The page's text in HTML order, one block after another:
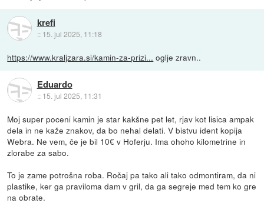
krefi
:: 15. jul 2025, 11:18
https://www.kraljzara.si/kamin-za-prizi... oglje zravn..
Eduardo
:: 15. jul 2025, 11:31
Moj super poceni kamin je star kakšne pet let, rjav kot lisica ampak
dela in ne kaže znakov, da bo nehal delati. V bistvu ident kopija
Webra. Ne vem, če je bil 10€ v Hoferju. Ima ohoho kilometrine in
zlorabe za sabo.
To je zame potrošna roba. Ročaj pa tako ali tako odmontiram, da ni
plastike, ker ga praviloma dam v gril, da ga segreje med tem ko gre
na obrate.